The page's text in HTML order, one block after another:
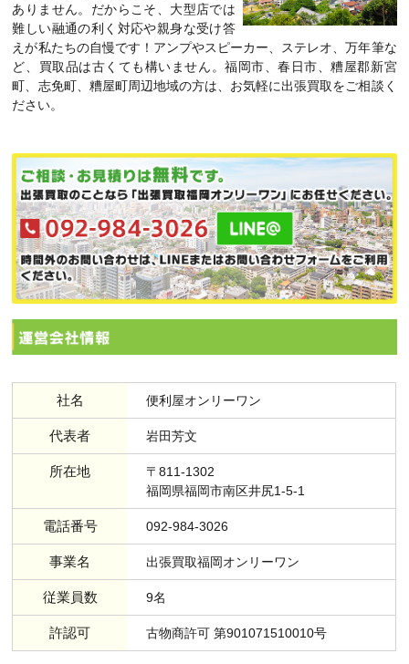
ありません。だからこそ、大型店では
難しい融通の利く対応や親身な受け答
えが私たちの自慢です！アンプやスピーカー、ステレオ、万年筆な
ど、買取品は古くても構いません。福岡市、春日市、糟屋郡新宮
町、志免町、糟屋町周辺地域の方は、お気軽に出張買取をご相談く
ださい。
社名 便利屋オンリーワン
代表者 岩田芳文
所在地
〒811-1302
福岡県福岡市南区井尻1-5-1
電話番号 092-984-3026
事業名 出張買取福岡オンリーワン
従業員数 9名
許認可 古物商許可 第901071510010号